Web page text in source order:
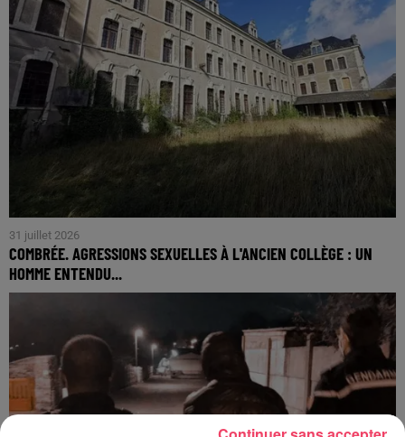
31 juillet 2026
COMBRÉE. AGRESSIONS SEXUELLES À L'ANCIEN COLLÈGE : UN
HOMME ENTENDU...